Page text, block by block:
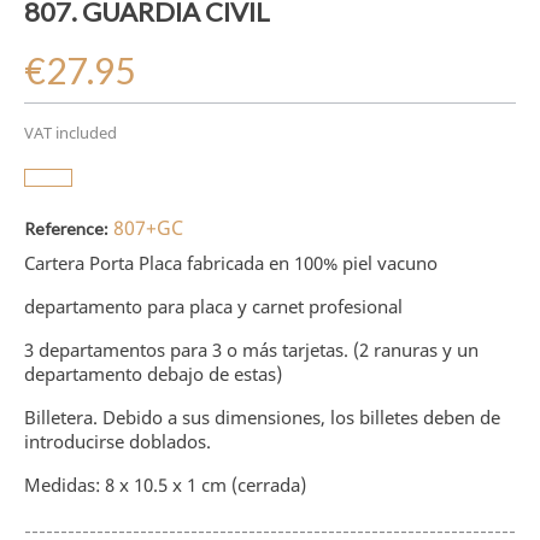
807. GUARDIA CIVIL
€27.95
VAT included
Reference: 807+GC
Cartera Porta Placa fabricada en 100% piel vacuno
departamento para placa y carnet profesional
3 departamentos para 3 o más tarjetas. (2 ranuras y un
departamento debajo de estas)
Billetera. Debido a sus dimensiones, los billetes deben de
introducirse doblados.
Medidas: 8 x 10.5 x 1 cm (cerrada)
--------------------------------------------------------------------